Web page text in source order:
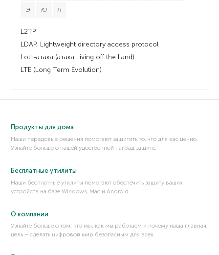
Э Ю Я
L2TP
LDAP, Lightweight directory access protocol
LotL-атака (атака Living off the Land)
LTE (Long Term Evolution)
Продукты для дома
Наши передовые решения помогают защитить то, что для вас ценно.
Узнайте больше о нашей удостоенной наград защите.
Бесплатные утилиты
Наши бесплатные утилиты помогают обеспечить защиту ваших
устройств на базе Windows, Mac и Android.
О компании
Узнайте больше о том, кто мы, как мы работаем и почему наша главная
цель – сделать цифровой мир безопасным для всех.